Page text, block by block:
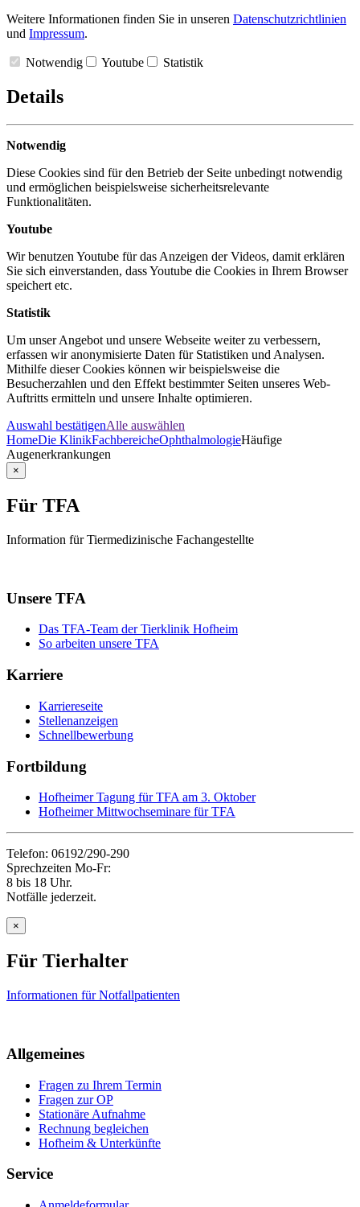
Weitere Informationen finden Sie in unseren Datenschutzrichtlinien
und Impressum.
Notwendig Youtube Statistik
Details
Notwendig
Diese Cookies sind für den Betrieb der Seite unbedingt notwendig
und ermöglichen beispielsweise sicherheitsrelevante
Funktionalitäten.
Youtube
Wir benutzen Youtube für das Anzeigen der Videos, damit erklären
Sie sich einverstanden, dass Youtube die Cookies in Ihrem Browser
speichert etc.
Statistik
Um unser Angebot und unsere Webseite weiter zu verbessern,
erfassen wir anonymisierte Daten für Statistiken und Analysen.
Mithilfe dieser Cookies können wir beispielsweise die
Besucherzahlen und den Effekt bestimmter Seiten unseres Web-
Auftritts ermitteln und unsere Inhalte optimieren.
Auswahl bestätigenAlle auswählen
HomeDie KlinikFachbereicheOphthalmologieHäufige
Augenerkrankungen
×
Für TFA
Information für Tiermedizinische Fachangestellte
Unsere TFA
Das TFA-Team der Tierklinik Hofheim
So arbeiten unsere TFA
Karriere
Karriereseite
Stellenanzeigen
Schnellbewerbung
Fortbildung
Hofheimer Tagung für TFA am 3. Oktober
Hofheimer Mittwochseminare für TFA
Telefon: 06192/290-290
Sprechzeiten Mo-Fr:
8 bis 18 Uhr.
Notfälle jederzeit.
×
Für Tierhalter
Informationen für Notfallpatienten
Allgemeines
Fragen zu Ihrem Termin
Fragen zur OP
Stationäre Aufnahme
Rechnung begleichen
Hofheim & Unterkünfte
Service